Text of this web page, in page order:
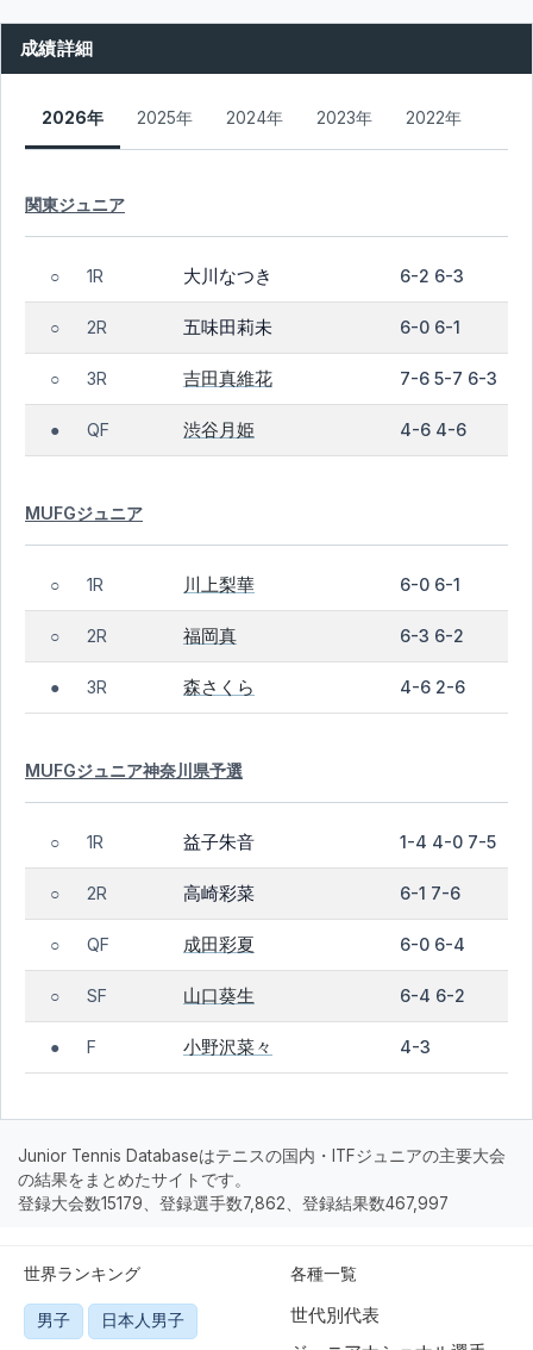
成績詳細
2026年 2025年 2024年 2023年 2022年
関東ジュニア
○ 1R 大川なつき 6-2 6-3
○ 2R 五味田莉未 6-0 6-1
○ 3R 吉田真維花 7-6 5-7 6-3
● QF 渋谷月姫 4-6 4-6
MUFGジュニア
○ 1R 川上梨華 6-0 6-1
○ 2R 福岡真 6-3 6-2
● 3R 森さくら 4-6 2-6
MUFGジュニア神奈川県予選
○ 1R 益子朱音 1-4 4-0 7-5
○ 2R 高崎彩菜 6-1 7-6
○ QF 成田彩夏 6-0 6-4
○ SF 山口葵生 6-4 6-2
● F 小野沢菜々 4-3
Junior Tennis Databaseはテニスの国内・ITFジュニアの主要大会
の結果をまとめたサイトです。
登録大会数15179、登録選手数7,862、登録結果数467,997
世界ランキング
男子 日本人男子
各種一覧
世代別代表